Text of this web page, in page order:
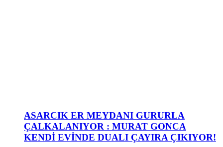
ASARCIK ER MEYDANI GURURLA
ÇALKALANIYOR : MURAT GONCA
KENDİ EVİNDE DUALI ÇAYIRA ÇIKIYOR!